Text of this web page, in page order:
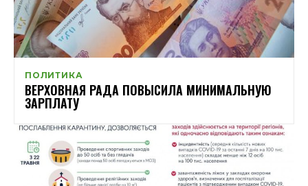
ПОЛИТИКА
ВЕРХОВНАЯ РАДА ПОВЫСИЛА МИНИМАЛЬНУЮ
ЗАРПЛАТУ